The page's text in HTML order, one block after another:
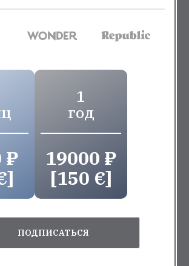
₽
1
год
19000 ₽
[150 €]
ПОДПИСАТЬСЯ